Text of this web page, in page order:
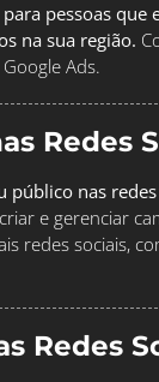
pessoas que
na sua região.
Ads.
Redes
público nas
e gerenciar
redes sociais,
Redes